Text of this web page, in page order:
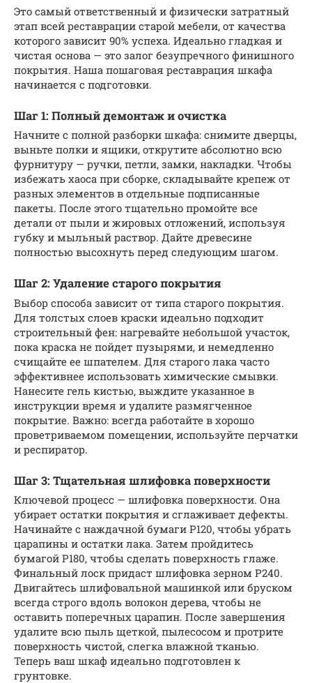
Это самый ответственный и физически затратный
этап всей реставрации старой мебели, от качества
которого зависит 90% успеха. Идеально гладкая и
чистая основа — это залог безупречного финишного
покрытия. Наша пошаговая реставрация шкафа
начинается с подготовки.
Шаг 1: Полный демонтаж и очистка
Начните с полной разборки шкафа: снимите дверцы,
выньте полки и ящики, открутите абсолютно всю
фурнитуру — ручки, петли, замки, накладки. Чтобы
избежать хаоса при сборке, складывайте крепеж от
разных элементов в отдельные подписанные
пакеты. После этого тщательно промойте все
детали от пыли и жировых отложений, используя
губку и мыльный раствор. Дайте древесине
полностью высохнуть перед следующим шагом.
Шаг 2: Удаление старого покрытия
Выбор способа зависит от типа старого покрытия.
Для толстых слоев краски идеально подходит
строительный фен: нагревайте небольшой участок,
пока краска не пойдет пузырями, и немедленно
счищайте ее шпателем. Для старого лака часто
эффективнее использовать химические смывки.
Нанесите гель кистью, выждите указанное в
инструкции время и удалите размягченное
покрытие. Важно: всегда работайте в хорошо
проветриваемом помещении, используйте перчатки
и респиратор.
Шаг 3: Тщательная шлифовка поверхности
Ключевой процесс — шлифовка поверхности. Она
убирает остатки покрытия и сглаживает дефекты.
Начинайте с наждачной бумаги P120, чтобы убрать
царапины и остатки лака. Затем пройдитесь
бумагой P180, чтобы сделать поверхность глаже.
Финальный лоск придаст шлифовка зерном P240.
Двигайтесь шлифовальной машинкой или бруском
всегда строго вдоль волокон дерева, чтобы не
оставить поперечных царапин. После завершения
удалите всю пыль щеткой, пылесосом и протрите
поверхность чистой, слегка влажной тканью.
Теперь ваш шкаф идеально подготовлен к
грунтовке.